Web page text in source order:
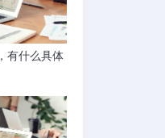
有什么具体